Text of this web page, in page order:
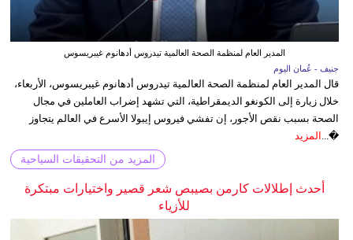
المدير العام لمنظمة الصحة العالمية تيدروس أدهانوم غيبريسوس
جنيف - عُمان اليوم
قال المدير العام لمنظمة الصحة العالمية تيدروس أدهانوم غيبريسوس، الأربعاء،
خلال زيارة إلى الكونغو الديمقراطية، التي تشهد إضراب العاملين في مجال
الصحة بسبب نقص الأجور، إن تفشي فيروس إيبولا الأسرع في العالم يتجاوز
�... المزيد
المزيد من التحقيقات السياحية
أحدث إطلالات كارمن بصيبص شعر قصير واختيارات مبتكرة
للأزياء